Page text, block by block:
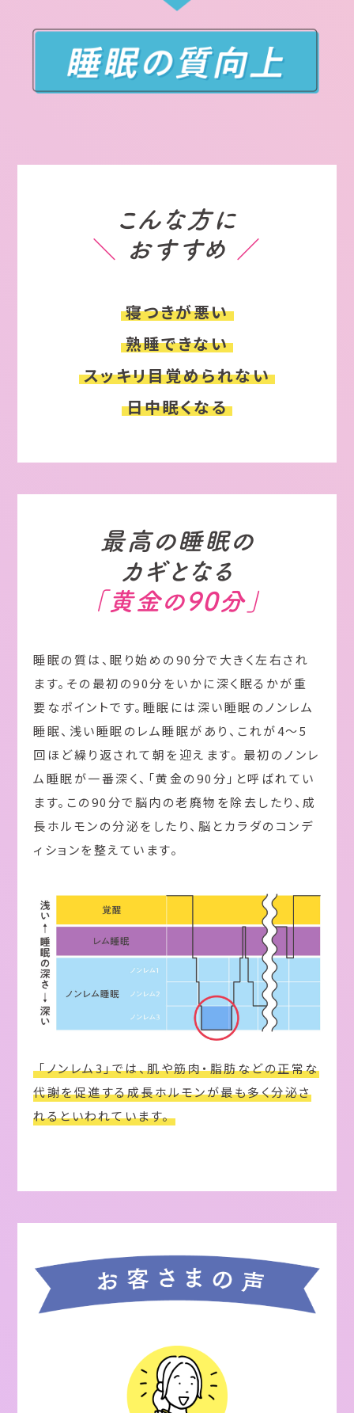
こんな方に
＼
おすすめ ／
寝つきが悪い
熟睡できない
スッキリ目覚められない
日中眠くなる
最高の睡眠の
カギとなる
「黄金の90分」
睡眠の質は、眠り始めの90分で大きく左右され
ます。その最初の90分をいかに深く眠るかが重
要なポイントです。睡眠には深い睡眠のノンレム
睡眠、浅い睡眠のレム睡眠があり、これが4～5
回ほど繰り返されて朝を迎えます。 最初のノンレ
ム睡眠が一番深く、「黄金の90分」と呼ばれてい
ます。この90分で脳内の老廃物を除去したり、成
長ホルモンの分泌をしたり、脳とカラダのコンデ
ィションを整えています。
「ノンレム3」では、肌や筋肉・脂肪などの正常な
代謝を促進する成長ホルモンが最も多く分泌さ
れるといわれています。